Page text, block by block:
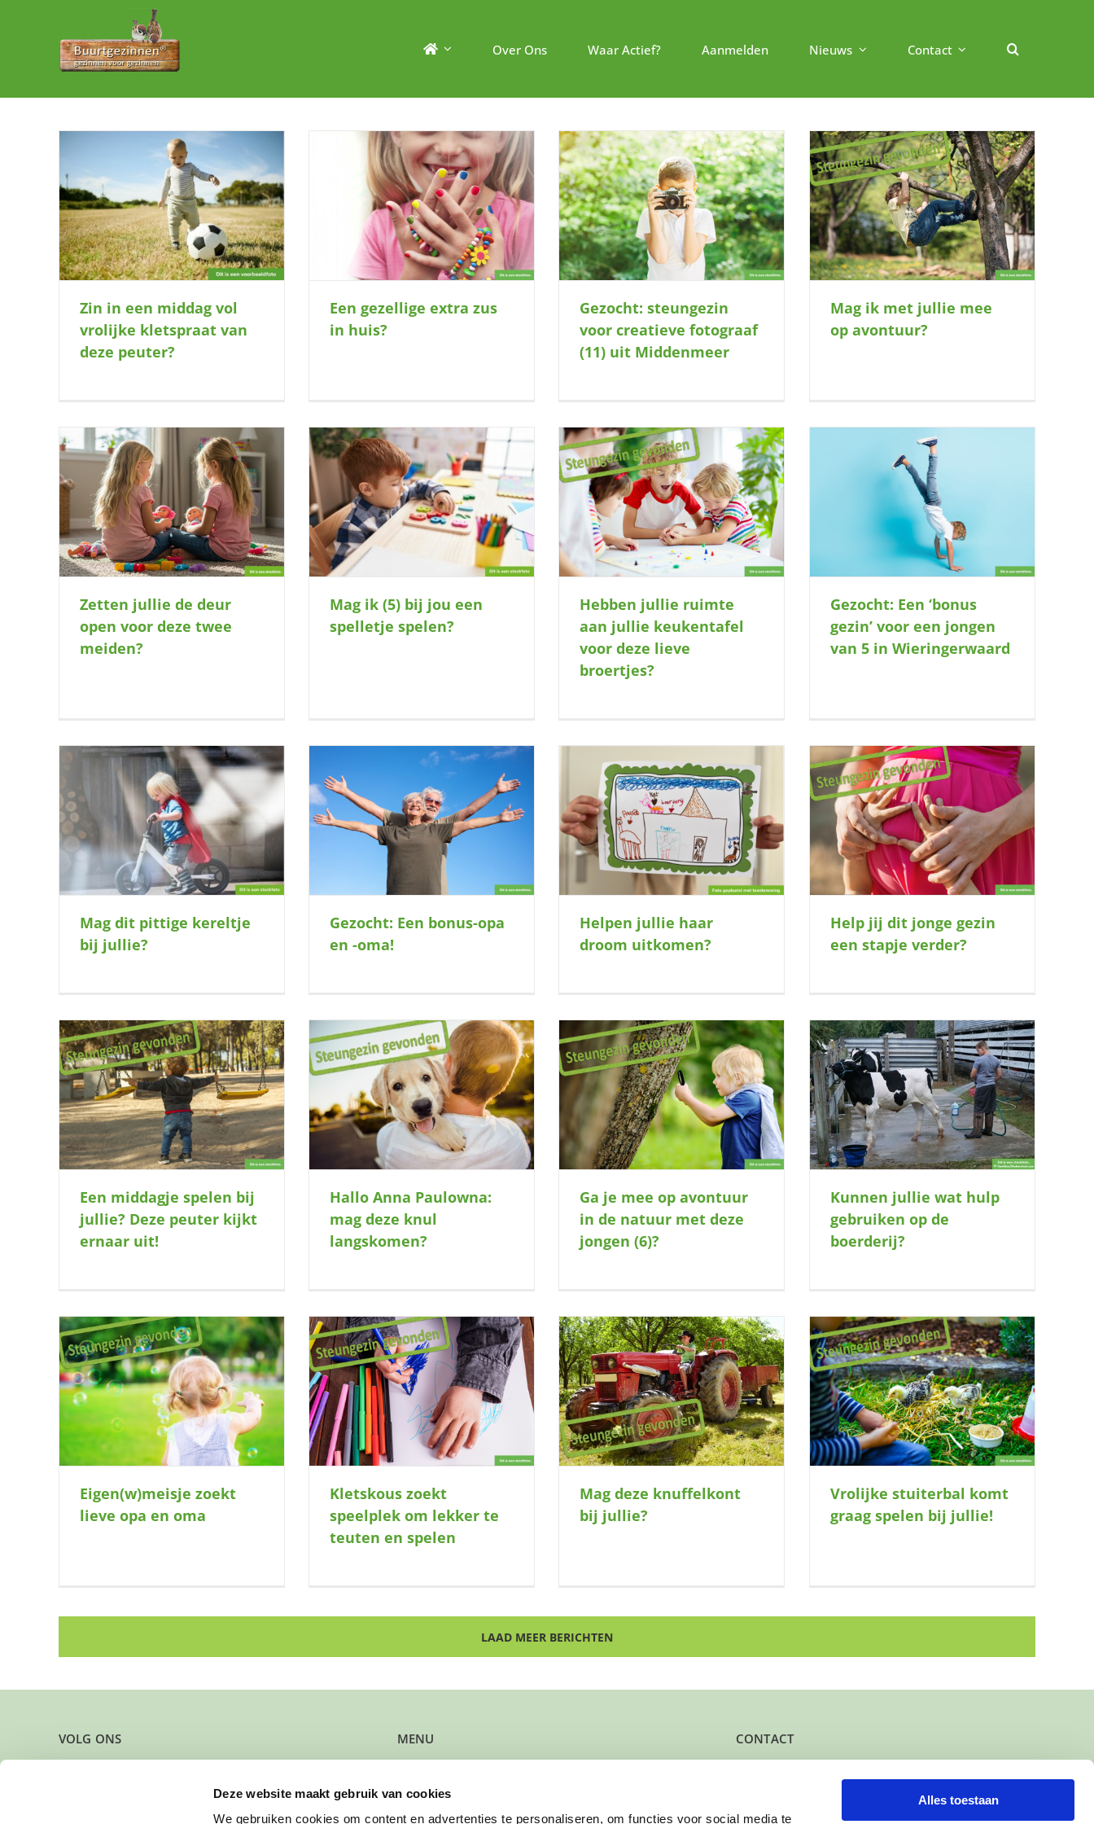
Deze website maakt gebruik van cookies
We gebruiken cookies om content en advertenties te personaliseren, om functies voor social media te
Alles toestaan
Over Ons Waar Actief? Aanmelden Nieuws Contact
Zin in een middag vol
vrolijke kletspraat van
deze peuter?
Een gezellige extra zus in huis?
Een gezellige extra zus
in huis?
Gezocht: steungezin voor creatieve
fotograaf (11) uit Middenmeer
Gezocht: steungezin
voor creatieve fotograaf
(11) uit Middenmeer
Mag ik met jullie mee op avontuur?
Mag ik met jullie mee
op avontuur?
Zetten jullie de deur
open voor deze twee
meiden?
Mag ik (5) bij jou een spelletje spelen?
Mag ik (5) bij jou een
spelletje spelen?
Hebben jullie ruimte aan jullie
keukentafel voor deze lieve broertjes?
Hebben jullie ruimte
aan jullie keukentafel
voor deze lieve
broertjes?
Gezocht: Een ‘bonus gezin’ voor een
jongen van 5 in Wieringerwaard
Gezocht: Een ‘bonus
gezin’ voor een jongen
van 5 in Wieringerwaard
Mag dit pittige kereltje
bij jullie?
Gezocht: Een bonus-opa en -oma!
Gezocht: Een bonus-opa
en -oma!
Helpen jullie haar droom uitkomen?
Helpen jullie haar
droom uitkomen?
Help jij dit jonge gezin een stapje
verder?
Help jij dit jonge gezin
een stapje verder?
Een middagje spelen bij
jullie? Deze peuter kijkt
ernaar uit!
Hallo Anna Paulowna: mag deze knul
langskomen?
Hallo Anna Paulowna:
mag deze knul
langskomen?
Ga je mee op avontuur in de natuur
met deze jongen (6)?
Ga je mee op avontuur
in de natuur met deze
jongen (6)?
Kunnen jullie wat hulp gebruiken op
de boerderij?
Kunnen jullie wat hulp
gebruiken op de
boerderij?
Eigen(w)meisje zoekt
lieve opa en oma
Kletskous zoekt speelplek om lekker
te teuten en spelen
Kletskous zoekt
speelplek om lekker te
teuten en spelen
Mag deze knuffelkont bij jullie?
Mag deze knuffelkont
bij jullie?
Vrolijke stuiterbal komt graag spelen
bij jullie!
Vrolijke stuiterbal komt
graag spelen bij jullie!
LAAD MEER BERICHTEN
VOLG ONS MENU
Kun je steun gebruiken?
Wil je een gezin verwijzen?
Werk je bij de gemeente?
CONTACT
Het kantoor- en postadres van Buurtgezinnen is: